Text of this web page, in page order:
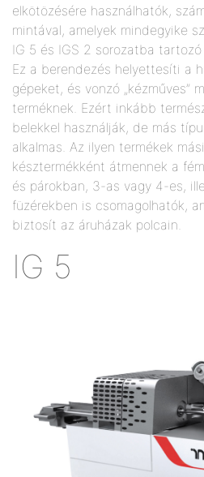
elkötözésére használhatók,
mintával, amelyek mindegyike
IG 5 és IGS 2 sorozatba
Ez a berendezés helyettesíti a
gépeket, és vonzó „kézműves”
terméknek. Ezért inkább
belekkel használják, de más
alkalmas. Az ilyen termékek
késztermékként átmennek a
és párokban, 3-as vagy 4-es,
füzérekben is csomagolhatók,
biztosít az áruházak polcain.
IG 5